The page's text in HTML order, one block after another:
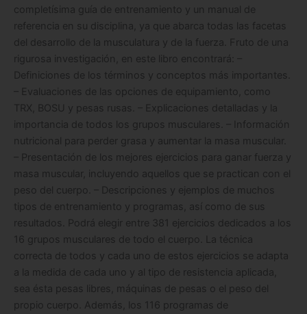
completísima guía de entrenamiento y un manual de
referencia en su disciplina, ya que abarca todas las facetas
del desarrollo de la musculatura y de la fuerza. Fruto de una
rigurosa investigación, en este libro encontrará: –
Definiciones de los términos y conceptos más importantes.
– Evaluaciones de las opciones de equipamiento, como
TRX, BOSU y pesas rusas. – Explicaciones detalladas y la
importancia de todos los grupos musculares. – Información
nutricional para perder grasa y aumentar la masa muscular.
– Presentación de los mejores ejercicios para ganar fuerza y
masa muscular, incluyendo aquellos que se practican con el
peso del cuerpo. – Descripciones y ejemplos de muchos
tipos de entrenamiento y programas, así como de sus
resultados. Podrá elegir entre 381 ejercicios dedicados a los
16 grupos musculares de todo el cuerpo. La técnica
correcta de todos y cada uno de estos ejercicios se adapta
a la medida de cada uno y al tipo de resistencia aplicada,
sea ésta pesas libres, máquinas de pesas o el peso del
propio cuerpo. Además, los 116 programas de